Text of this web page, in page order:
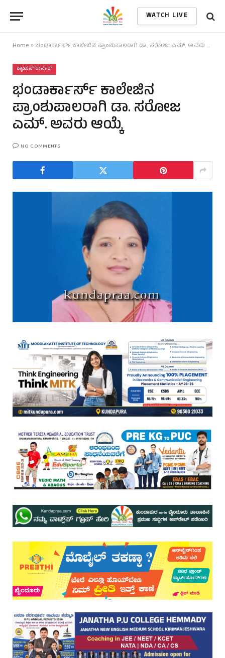
WATCH LIVE
Home » ಭಂಡಾರ್ಕಾರ್ಸ್ ಕಾಲೇಜಿನ ಪ್ರಾಂಶುಪಾಲರಾಗಿ ಡಾ. ಸರೋಜ ಎಮ್. ಅವರು ಆಯ್ಕೆ
ಕ್ಯಾಂಪಸ್ ಕಾರ್ನರ್
ಭಂಡಾರ್ಕಾರ್ಸ್ ಕಾಲೇಜಿನ
ಪ್ರಾಂಶುಪಾಲರಾಗಿ ಡಾ. ಸರೋಜ
ಎಮ್. ಅವರು ಆಯ್ಕೆ
NO COMMENTS